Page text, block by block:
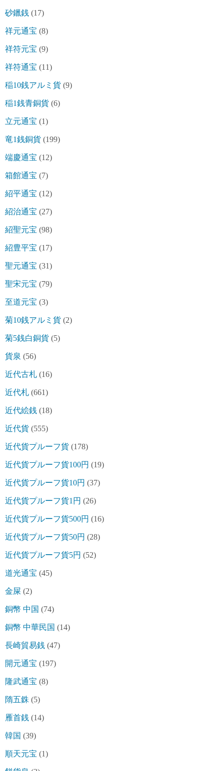
砂鑞銭 (17)
祥元通宝 (8)
祥符元宝 (9)
祥符通宝 (11)
稲10銭アルミ貨 (9)
稲1銭青銅貨 (6)
立元通宝 (1)
竜1銭銅貨 (199)
端慶通宝 (12)
箱館通宝 (7)
紹平通宝 (12)
紹治通宝 (27)
紹聖元宝 (98)
紹豊平宝 (17)
聖元通宝 (31)
聖宋元宝 (79)
至道元宝 (3)
菊10銭アルミ貨 (2)
菊5銭白銅貨 (5)
貨泉 (56)
近代古札 (16)
近代札 (661)
近代絵銭 (18)
近代貨 (555)
近代貨プルーフ貨 (178)
近代貨プルーフ貨100円 (19)
近代貨プルーフ貨10円 (37)
近代貨プルーフ貨1円 (26)
近代貨プルーフ貨500円 (16)
近代貨プルーフ貨50円 (28)
近代貨プルーフ貨5円 (52)
道光通宝 (45)
金屎 (2)
銅幣 中国 (74)
銅幣 中華民国 (14)
長崎貿易銭 (47)
開元通宝 (197)
隆武通宝 (8)
隋五銖 (5)
雁首銭 (14)
韓国 (39)
順天元宝 (1)